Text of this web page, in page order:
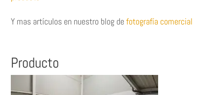
Y mas artículos en nuestro blog defotografía comercial
Producto